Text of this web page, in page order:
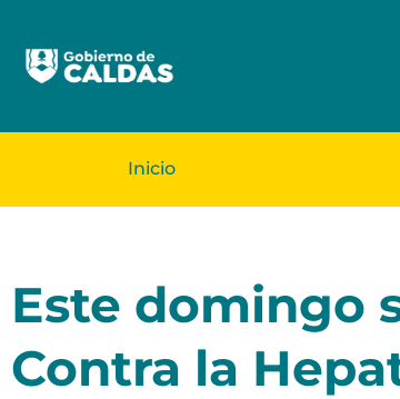
Inicio
Este domingo
Contra la